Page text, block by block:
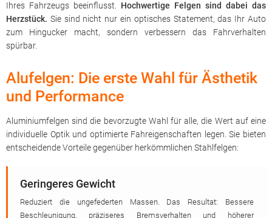
Ihres Fahrzeugs beeinflusst. Hochwertige Felgen sind dabei das
Herzstück. Sie sind nicht nur ein optisches Statement, das Ihr Auto
zum Hingucker macht, sondern verbessern das Fahrverhalten
spürbar.
Alufelgen: Die erste Wahl für Ästhetik
und Performance
Aluminiumfelgen sind die bevorzugte Wahl für alle, die Wert auf eine
individuelle Optik und optimierte Fahreigenschaften legen. Sie bieten
entscheidende Vorteile gegenüber herkömmlichen Stahlfelgen:
Geringeres Gewicht
Reduziert die ungefederten Massen. Das Resultat: Bessere
Beschleunigung, präziseres Bremsverhalten und höherer